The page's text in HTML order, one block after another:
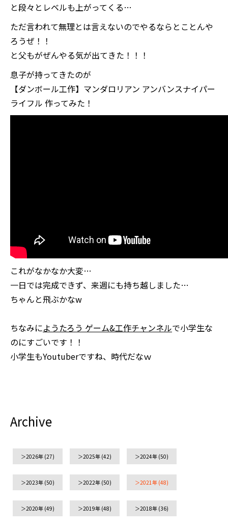
と段々とレベルも上がってくる…
ただ言われて無理とは言えないのでやるならとことんや
ろうぜ！！
と父もがぜんやる気が出てきた！！！
息子が持ってきたのが
【ダンボール工作】マンダロリアン アンバンスナイパー
ライフル 作ってみた！
これがなかなか大変…
一日では完成できず、来週にも持ち越しました…
ちゃんと飛ぶかなw
ちなみにようたろう ゲーム&工作チャンネルで小学生な
のにすごいです！！
小学生もYoutuberですね、時代だなｗ
Archive
2026年 (27) 2025年 (42) 2024年 (50)
2023年 (50) 2022年 (50) 2021年 (48)
2020年 (49) 2019年 (48) 2018年 (36)